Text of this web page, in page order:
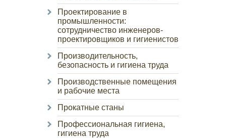
Проектирование в
промышленности:
сотрудничество инженеров-
проектировщиков и гигиенистов
Производительность,
безопасность и гигиена труда
Производственные помещения
и рабочие места
Прокатные станы
Профессиональная гигиена,
гигиена труда